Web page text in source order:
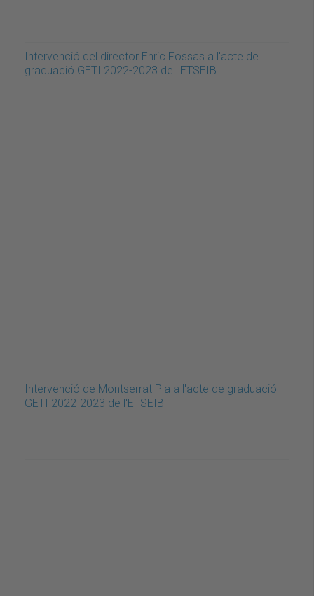
Intervenció del director Enric Fossas a l'acte de
graduació GETI 2022-2023 de l'ETSEIB
Intervenció de Montserrat Pla a l'acte de graduació
GETI 2022-2023 de l'ETSEIB